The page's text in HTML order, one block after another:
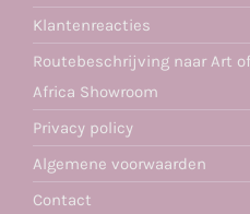
Klantenreacties
Routebeschrijving naar Art
Africa Showroom
Privacy policy
Algemene voorwaarden
Contact